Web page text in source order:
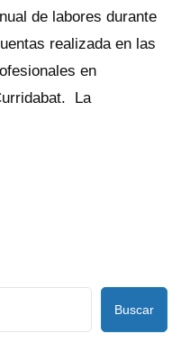
de labores durante
realizada en las
en
La
Buscar